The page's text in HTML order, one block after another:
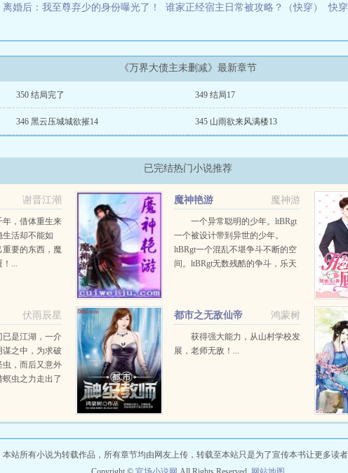
离婚后：我至尊弃少的身份曝光了！ 谁家正经宿主日常被攻略？（快穿） 快
《万界大债主未删减》最新章节
350 结局完了 349 结局17
346 黑云压城城欲摧14 345 山雨欲来风满楼13
已完结热门小说推荐
谢晋江潮
年，借体重生来
活却不能如
重要的东西，魔
！...
魔神游
魔神艳游
一个异常聪明的少年。ltBRgt
一个被设计带到异世的少年。
ltBRgt一个混乱不堪争斗不断的空
间。ltBRgt无数残酷的争斗，乐天
伏雨辰星
已是江湖，一介
谋之中，为求破
虫，而后又意外
虫之力走出了
鸿蒙树
都市之无敌仙帝
获得强大能力，从山村学校发
展，老师无敌！...
本站所有小说为转载作品，所有章节均由网友上传，转载至本站只是为了宣传本书让更多读者